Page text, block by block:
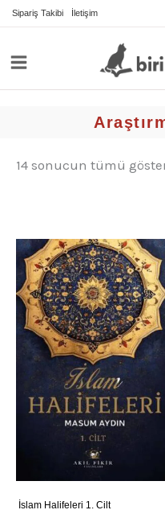
İçeriğe
Sipariş Takibi İletişim
14 sonucun tümü
İslam Halifeleri 1. Cilt